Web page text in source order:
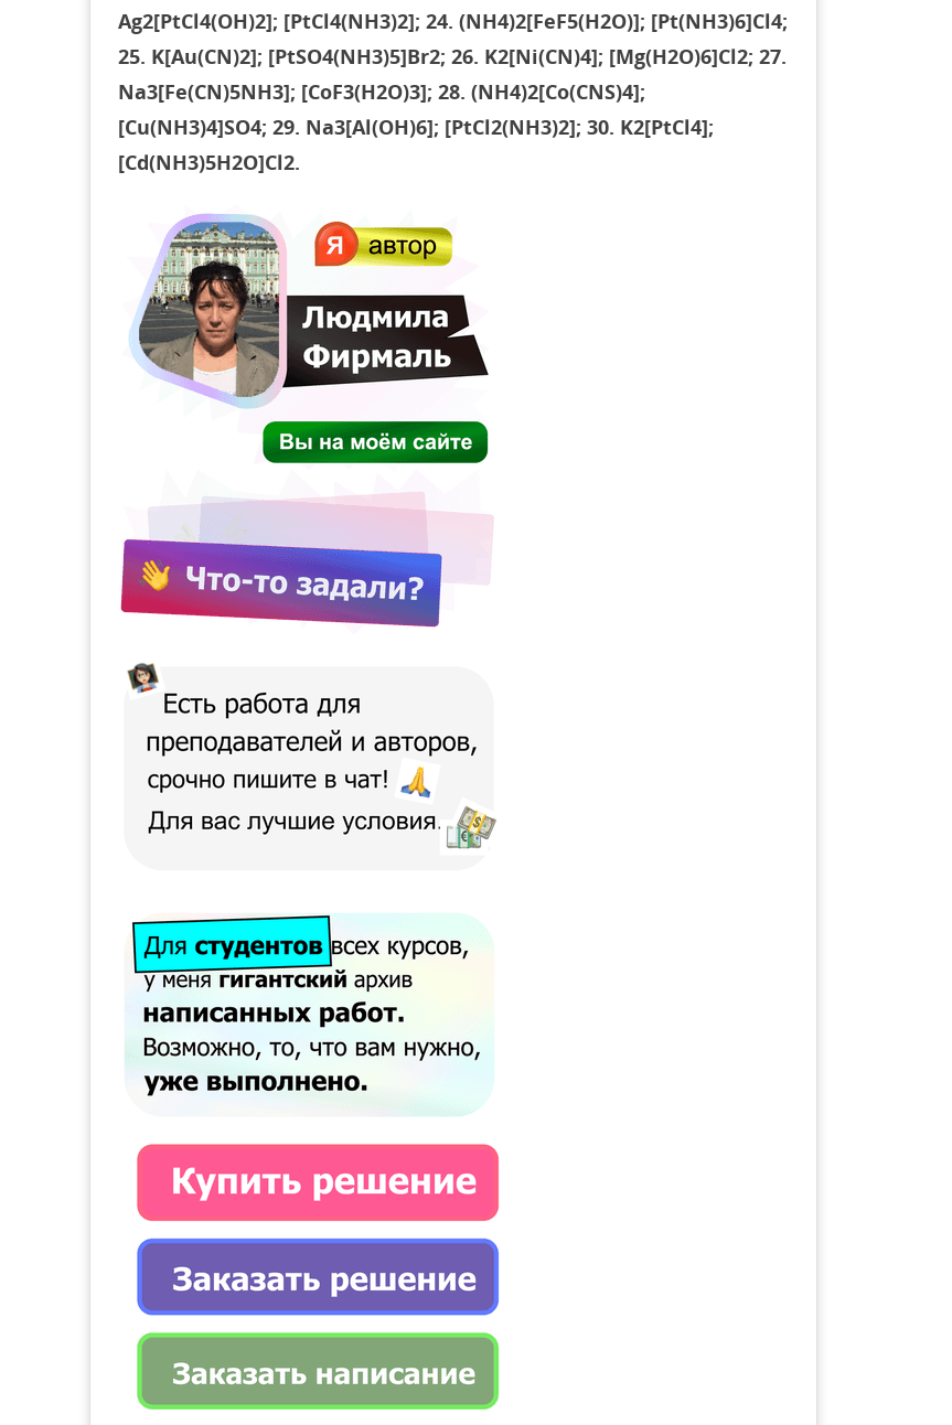
Ag2[PtCl4(OH)2]; [PtCl4(NH3)2]; 24. (NH4)2[FeF5(H2O)]; [Pt(NH3)6]Cl4;
25. K[Au(CN)2]; [PtSO4(NH3)5]Br2; 26. K2[Ni(CN)4]; [Mg(H2O)6]Cl2; 27.
Na3[Fe(CN)5NH3]; [CoF3(H2O)3]; 28. (NH4)2[Co(CNS)4];
[Cu(NH3)4]SO4; 29. Na3[Al(OH)6]; [PtCl2(NH3)2]; 30. K2[PtCl4];
[Cd(NH3)5H2O]Cl2.